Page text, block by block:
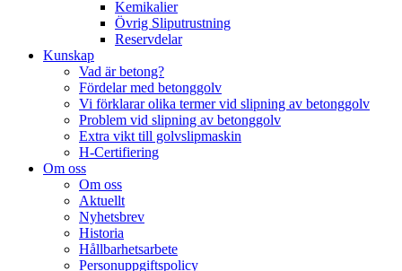
Kemikalier
Övrig Sliputrustning
Reservdelar
Kunskap
Vad är betong?
Fördelar med betonggolv
Vi förklarar olika termer vid slipning av betonggolv
Problem vid slipning av betonggolv
Extra vikt till golvslipmaskin
H-Certifiering
Om oss
Om oss
Aktuellt
Nyhetsbrev
Historia
Hållbarhetsarbete
Personuppgiftspolicy